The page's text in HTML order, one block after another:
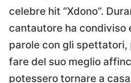
celebre hit “Xdono”.
cantautore ha condiviso
parole con gli
fare del suo meglio
potessero tornare a